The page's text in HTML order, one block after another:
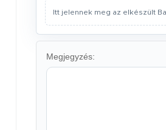
Itt jelennek meg az elkészült
Megjegyzés: